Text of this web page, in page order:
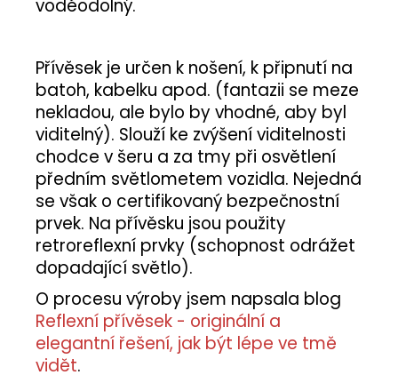
voděodolný.
Přívěsek je určen k nošení, k připnutí na
batoh, kabelku apod. (fantazii se meze
nekladou, ale bylo by vhodné, aby byl
viditelný). Slouží ke zvýšení viditelnosti
chodce v šeru a za tmy při osvětlení
předním světlometem vozidla. Nejedná
se však o certifikovaný bezpečnostní
prvek. Na přívěsku jsou použity
retroreflexní prvky (schopnost odrážet
dopadající světlo).
O procesu výroby jsem napsala blog
Reflexní přívěsek - originální a
elegantní řešení, jak být lépe ve tmě
vidět.